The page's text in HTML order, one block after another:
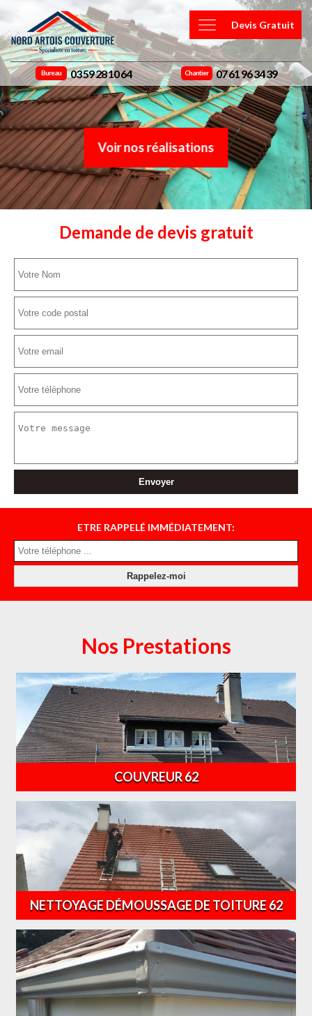
Devis Gratuit
Bureau 03 59 28 10 64 Chantier 07 61 96 34 39
Voir nos réalisations
Demande de devis gratuit
ETRE RAPPELÉ IMMÉDIATEMENT:
Nos Prestations
COUVREUR 62
NETTOYAGE DÉMOUSSAGE DE TOITURE 62